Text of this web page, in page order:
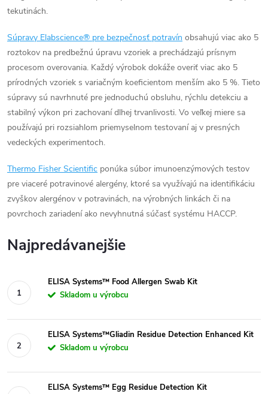
tekutinách.
Súpravy Elabscience® pre bezpečnosť potravín obsahujú viac ako 5
roztokov na predbežnú úpravu vzoriek a prechádzajú prísnym
procesom overovania. Každý výrobok dokáže overiť viac ako 5
prírodných vzoriek s variačným koeficientom menším ako 5 %. Tieto
súpravy sú navrhnuté pre jednoduchú obsluhu, rýchlu detekciu a
stabilný výkon pri zachovaní dlhej trvanlivosti. Vo veľkej miere sa
používajú pri rozsiahlom priemyselnom testovaní aj v presných
vedeckých experimentoch.
Thermo Fisher Scientific ponúka súbor imunoenzýmových testov
pre viaceré potravinové alergény, ktoré sa využívajú na identifikáciu
zvyškov alergénov v potravinách, na výrobných linkách či na
povrchoch zariadení ako nevyhnutná súčasť systému HACCP.
Najpredávanejšie
ELISA Systems™ Food Allergen Swab Kit
Skladom u výrobcu
ELISA Systems™Gliadin Residue Detection Enhanced Kit
Skladom u výrobcu
ELISA Systems™ Egg Residue Detection Kit